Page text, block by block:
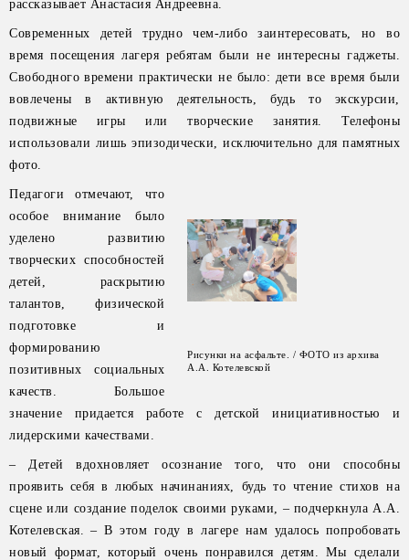
рассказывает Анастасия Андреевна.
Современных детей трудно чем-либо заинтересовать, но во
время посещения лагеря ребятам были не интересны гаджеты.
Свободного времени практически не было: дети все время были
вовлечены в активную деятельность, будь то экскурсии,
подвижные игры или творческие занятия. Телефоны
использовали лишь эпизодически, исключительно для памятных
фото.
Рисунки на асфальте. / ФОТО из архива
А.А. Котелевской
Педагоги отмечают, что
особое внимание было
уделено развитию
творческих способностей
детей, раскрытию
талантов, физической
подготовке и
формированию
позитивных социальных
качеств. Большое
значение придается работе с детской инициативностью и
лидерскими качествами.
– Детей вдохновляет осознание того, что они способны
проявить себя в любых начинаниях, будь то чтение стихов на
сцене или создание поделок своими руками, – подчеркнула А.А.
Котелевская. – В этом году в лагере нам удалось попробовать
новый формат, который очень понравился детям. Мы сделали